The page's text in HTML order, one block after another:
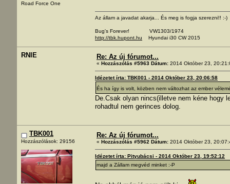
Road Force One
Az állam a javadat akarja... És meg is fogja szerezni!! :-)
Bug's Forever! VW1303/1974
http://tbk.hupont.hu Hyundai i30 CW 2015
RNIE Re: Az új fórumot...
« Hozzászólás #5963 Dátum: 2014 Október 23,
Idézetet írta: TBK001 - 2014 Október 23, 20:06:58
És ha így is volt, közben nem változhat az ember
De.Csak olyan nincs(illetve nem kéne hogy
rohadtul nem gerinces dolog.
TBK001
Hozzászólások: 29156
Re: Az új fórumot...
« Hozzászólás #5962 Dátum: 2014 Október 23,
Idézetet írta: Pityubácsi - 2014 Október 23, 19:52:12
majd a Zállam megvéd minket :-P